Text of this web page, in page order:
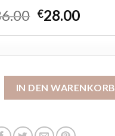
€28.00
IN DEN WARENKORB